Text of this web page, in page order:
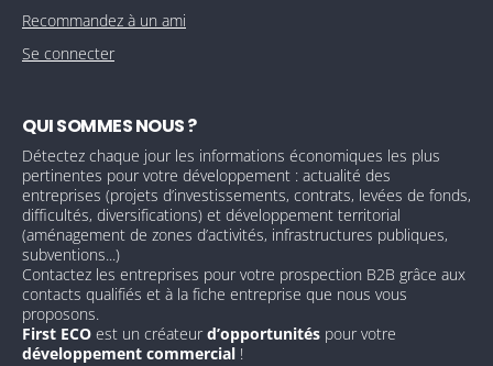
Recommandez à un ami
Se connecter
QUI SOMMES NOUS ?
Détectez chaque jour les informations économiques les plus
pertinentes pour votre développement : actualité des
entreprises (projets d’investissements, contrats, levées de fonds,
difficultés, diversifications) et développement territorial
(aménagement de zones d’activités, infrastructures publiques,
subventions...)
Contactez les entreprises pour votre prospection B2B grâce aux
contacts qualifiés et à la fiche entreprise que nous vous
proposons.
First ECO est un créateurd’opportunités pour votre
développement commercial !